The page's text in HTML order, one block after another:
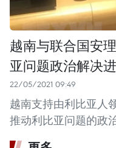
越南与联合国安
亚问题政治解决
22/05/2021 09:49
越南支持由利比亚人
推动利比亚问题的政